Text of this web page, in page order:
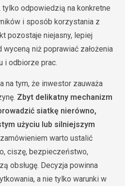
odpowiedzią na konkretne
i sposób korzystania z
pozostaje niejasny, lepiej
niż poprawiać założenia
i odbiorze prac.
na tym, że inwestor zauważa
Zbyt delikatny mechanizm
siatkę nierówno,
użyciu lub silniejszym
warto ustalić
ciszę, bezpieczeństwo,
obsługę. Decyzja powinna
a nie tylko warunki w